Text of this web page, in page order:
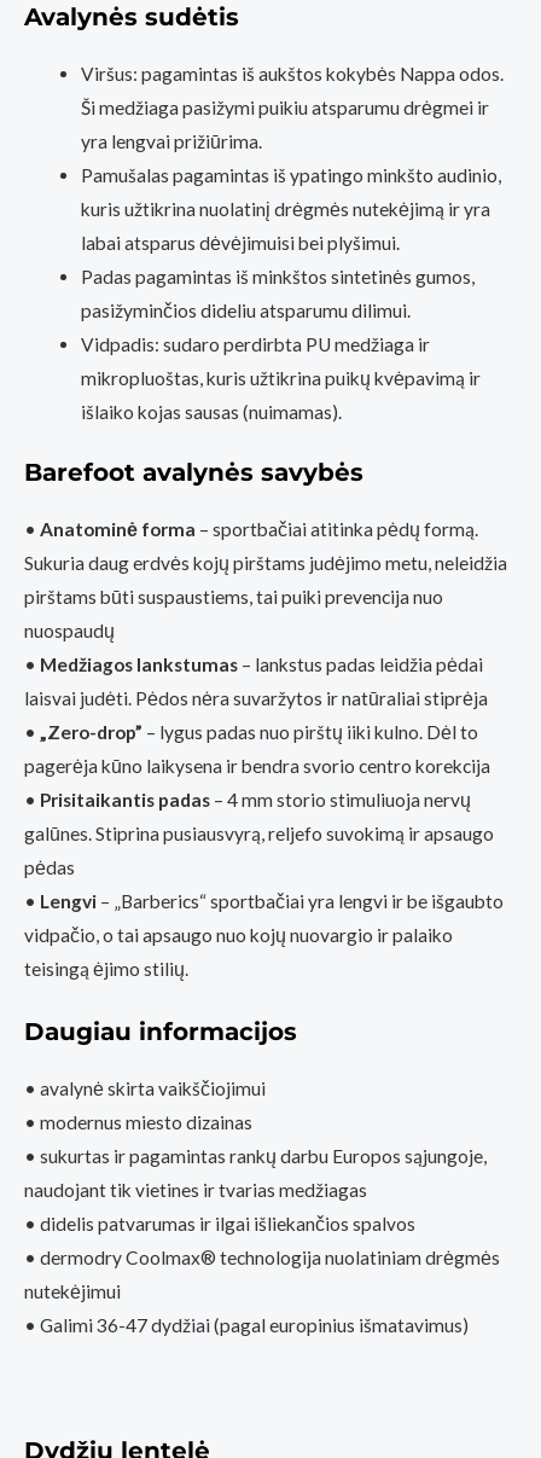
Avalynės sudėtis
Viršus: pagamintas iš aukštos kokybės Nappa odos.
Ši medžiaga pasižymi puikiu atsparumu drėgmei ir
yra lengvai prižiūrima.
Pamušalas pagamintas iš ypatingo minkšto audinio,
kuris užtikrina nuolatinį drėgmės nutekėjimą ir yra
labai atsparus dėvėjimuisi bei plyšimui.
Padas pagamintas iš minkštos sintetinės gumos,
pasižyminčios dideliu atsparumu dilimui.
Vidpadis: sudaro perdirbta PU medžiaga ir
mikropluoštas, kuris užtikrina puikų kvėpavimą ir
išlaiko kojas sausas (nuimamas).
Barefoot avalynės savybės
• Anatominė forma – sportbačiai atitinka pėdų formą.
Sukuria daug erdvės kojų pirštams judėjimo metu, neleidžia
pirštams būti suspaustiems, tai puiki prevencija nuo
nuospaudų
• Medžiagos lankstumas – lankstus padas leidžia pėdai
laisvai judėti. Pėdos nėra suvaržytos ir natūraliai stiprėja
• „Zero-drop” – lygus padas nuo pirštų iiki kulno. Dėl to
pagerėja kūno laikysena ir bendra svorio centro korekcija
• Prisitaikantis padas – 4 mm storio stimuliuoja nervų
galūnes. Stiprina pusiausvyrą, reljefo suvokimą ir apsaugo
pėdas
• Lengvi – „Barberics“ sportbačiai yra lengvi ir be išgaubto
vidpačio, o tai apsaugo nuo kojų nuovargio ir palaiko
teisingą ėjimo stilių.
Daugiau informacijos
• avalynė skirta vaikščiojimui
• modernus miesto dizainas
• sukurtas ir pagamintas rankų darbu Europos sąjungoje,
naudojant tik vietines ir tvarias medžiagas
• didelis patvarumas ir ilgai išliekančios spalvos
• dermodry Coolmax® technologija nuolatiniam drėgmės
nutekėjimui
• Galimi 36-47 dydžiai (pagal europinius išmatavimus)
Dydžių lentelė